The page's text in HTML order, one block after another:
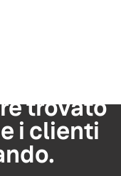
trovato
i clienti